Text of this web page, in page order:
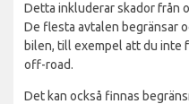
Detta inkluderar skador från
De flesta avtalen begränsar
bilen, till exempel att du inte
off-road.
Det kan också finnas